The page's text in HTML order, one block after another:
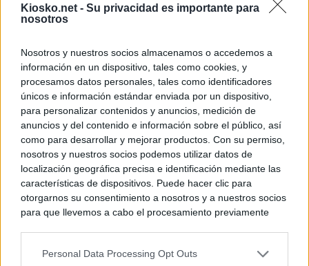
Kiosko.net - Su privacidad es importante para
nosotros
Nosotros y nuestros socios almacenamos o accedemos a
información en un dispositivo, tales como cookies, y
procesamos datos personales, tales como identificadores
únicos e información estándar enviada por un dispositivo,
para personalizar contenidos y anuncios, medición de
anuncios y del contenido e información sobre el público, así
como para desarrollar y mejorar productos. Con su permiso,
nosotros y nuestros socios podemos utilizar datos de
localización geográfica precisa e identificación mediante las
características de dispositivos. Puede hacer clic para
otorgarnos su consentimiento a nosotros y a nuestros socios
para que llevemos a cabo el procesamiento previamente
negar su consentimiento. Tenga en cuenta que algún
Personal Data Processing Opt Outs